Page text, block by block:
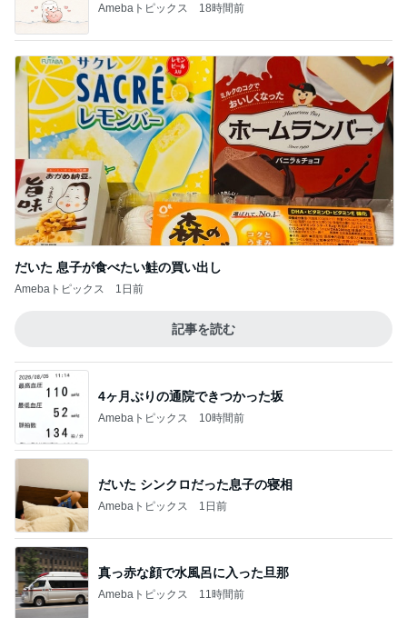
Amebaトピックス 18時間前
だいた 息子が食べたい鮭の買い出し
Amebaトピックス 1日前
記事を読む
4ヶ月ぶりの通院できつかった坂
Amebaトピックス 10時間前
だいた シンクロだった息子の寝相
Amebaトピックス 1日前
真っ赤な顔で水風呂に入った旦那
Amebaトピックス 11時間前